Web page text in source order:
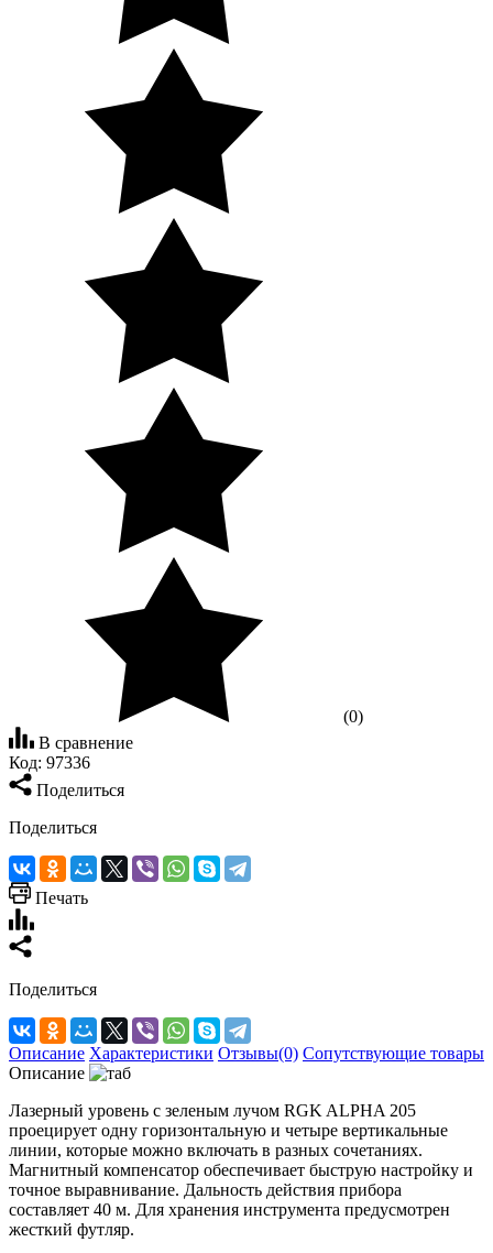
(0)
В сравнение
Код: 97336
Поделиться
Поделиться
Печать
Поделиться
Описание Характеристики Отзывы(0) Сопутствующие товары
Описание
Лазерный уровень с зеленым лучом RGK ALPHA 205
проецирует одну горизонтальную и четыре вертикальные
линии, которые можно включать в разных сочетаниях.
Магнитный компенсатор обеспечивает быструю настройку и
точное выравнивание. Дальность действия прибора
составляет 40 м. Для хранения инструмента предусмотрен
жесткий футляр.